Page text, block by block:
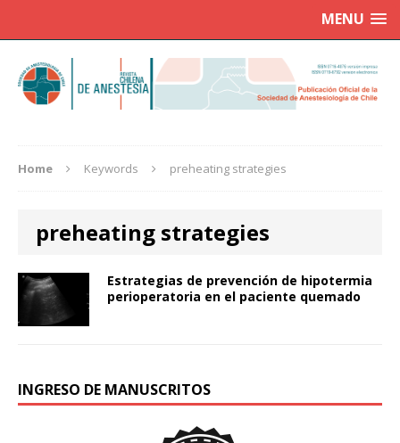
MENU
Home Keywords preheating strategies
preheating strategies
Estrategias de prevención de hipotermia
perioperatoria en el paciente quemado
INGRESO DE MANUSCRITOS